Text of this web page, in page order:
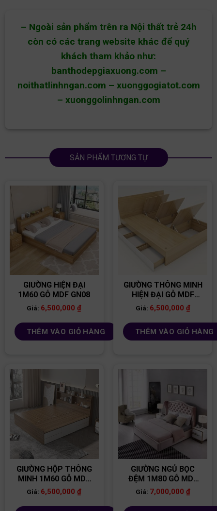
– Ngoài sản phẩm trên ra Nội thất trẻ 24h
còn có các trang website khác để quý
khách tham khảo như:
banthodepgiaxuong.com –
noithatlinhngan.com – xuonggogiatot.com
– xuonggolinhngan.com
SẢN PHẨM TƯƠNG TỰ
GIƯỜNG HIỆN ĐẠI
1M60 GỖ MDF GN08
Giá: 6,500,000₫
THÊM VÀO GIỎ HÀNG
GIƯỜNG THÔNG MINH
HIỆN ĐẠI GỖ MDF
GN04
Giá: 6,500,000 ₫
THÊM VÀO GIỎ HÀNG
GIƯỜNG HỘP THÔNG
MINH 1M60 GỖ MDF
GN02
Giá: 6,500,000₫
GIƯỜNG NGỦ BỌC
ĐỆM 1M80 GỖ MDF
GN15
Giá: 7,000,000 ₫